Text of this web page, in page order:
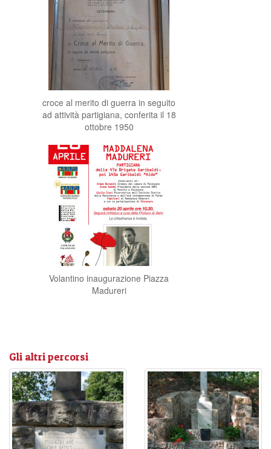
croce al merito di guerra in seguito
ad attività partigiana, conferita il 18
ottobre 1950
Volantino inaugurazione Piazza
Madureri
Gli altri percorsi